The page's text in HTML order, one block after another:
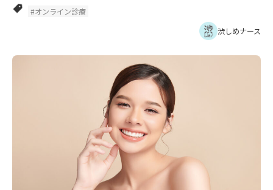
#オンライン診療
渋しめナース